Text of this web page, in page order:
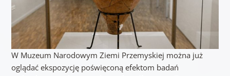
W Muzeum Narodowym Ziemi Przemyskiej można już
oglądać ekspozycję poświęconą efektom badań